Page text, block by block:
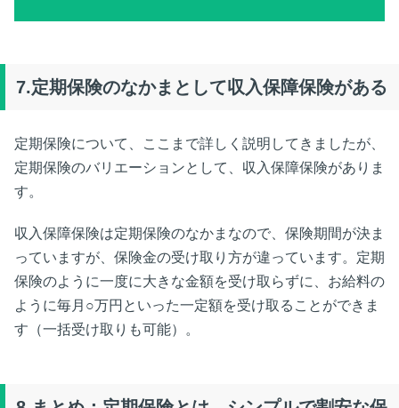
7.定期保険のなかまとして収入保障保険がある
定期保険について、ここまで詳しく説明してきましたが、
定期保険のバリエーションとして、収入保障保険がありま
す。
収入保障保険は定期保険のなかまなので、保険期間が決ま
っていますが、保険金の受け取り方が違っています。定期
保険のように一度に大きな金額を受け取らずに、お給料の
ように毎月○万円といった一定額を受け取ることができま
す（一括受け取りも可能）。